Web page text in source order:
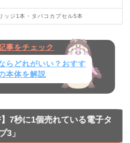
ッジ1本・タバコカプセル5本
らどれがいい？おすす
本体を解説
7秒に1個売れている電子タ
3」